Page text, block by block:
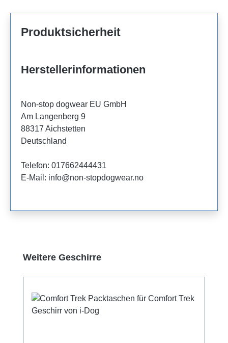
Produktsicherheit
Herstellerinformationen
Non-stop dogwear EU GmbH
Am Langenberg 9
88317 Aichstetten
Deutschland
Telefon: 017662444431
E-Mail: info@non-stopdogwear.no
Produktgalerie überspringen
Weitere Geschirre